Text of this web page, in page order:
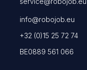
info@robojob.eu
+32 (0)15 25 72 74
BE0889 561 066